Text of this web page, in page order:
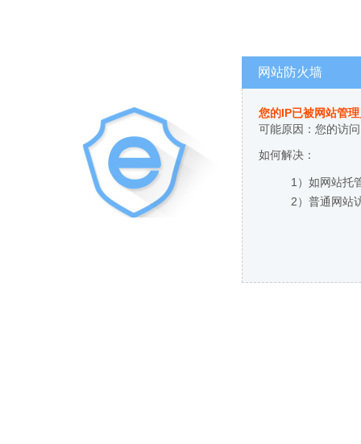
网站防火墙
您的IP已被网站管
可能原因：您的访
如何解决：
1）如网站托
2）普通网站